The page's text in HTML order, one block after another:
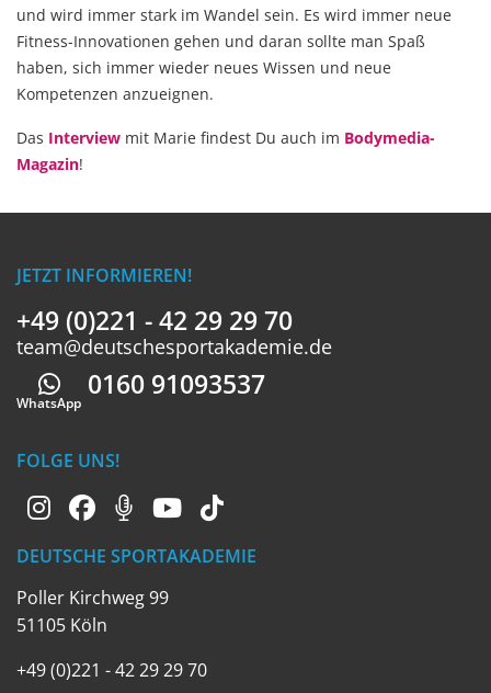
und wird immer stark im Wandel sein. Es wird immer neue
Fitness-Innovationen gehen und daran sollte man Spaß
haben, sich immer wieder neues Wissen und neue
Kompetenzen anzueignen.
Das Interview mit Marie findest Du auch im Bodymedia-
Magazin!
JETZT INFORMIEREN!
+49 (0)221 - 42 29 29 70
team@deutschesportakademie.de
Whatsapp
WhatsApp
0160 91093537
FOLGE UNS!
DEUTSCHE SPORTAKADEMIE
Poller Kirchweg 99
51105 Köln
+49 (0)221 - 42 29 29 70